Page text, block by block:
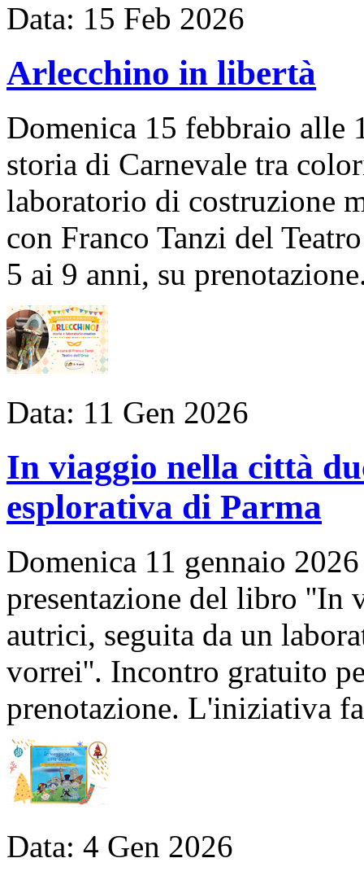
Data: 15 Feb 2026
Arlecchino in libertà
Domenica 15 febbraio alle
storia di Carnevale tra
laboratorio di costruzione
con Franco Tanzi del
5 ai 9 anni, su
Data: 11 Gen 2026
In viaggio nella città
esplorativa di Parma
Domenica 11 gennaio
presentazione del libro ''In
autrici, seguita da un
vorrei''. Incontro gratuito
prenotazione. L'iniziativa
Data: 4 Gen 2026